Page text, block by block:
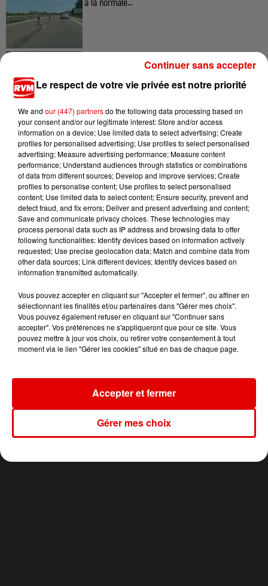
Ardennes - Retour à la normale dans 48 heures
après une panne du...
7 août 2026
Ardennes - Un réveil frais ce vendredi avant le
retour de la canicule
TITRES DIFFUSÉS
13h00
13h00 12h57
12h57
Fever Dream
12h54
12h54
Le respect de votre vie privée est notre priorité
We and our (447) partnersdo the following data processing based on
your consent and/or our legitimate interest: Store and/or access
information on a device; Use limited data to select advertising; Create
profiles for personalised advertising; Use profiles to select personalised
advertising; Measure advertising performance; Measure content
performance; Understand audiences through statistics or combinations
of data from different sources; Develop and improve services; Create
profiles to personalise content; Use profiles to select personalised
content; Use limited data to select content; Ensure security, prevent and
detect fraud, and fix errors; Deliver and present advertising and content;
Save and communicate privacy choices. These technologies may
process personal data such as IP address and browsing data to offer
following functionalities: Identify devices based on information actively
requested; Use precise geolocation data; Match and combine data from
other data sources; Link different devices; Identify devices based on
information transmitted automatically.
Vous pouvez accepter en cliquant sur "Accepter et fermer", ou affiner en
sélectionnant les finalités et/ou partenaires dans "Gérer mes choix".
Vous pouvez également refuser en cliquant sur "Continuer sans
accepter". Vos préférences ne s'appliqueront que pour ce site. Vous
pouvez mettre à jour vos choix, ou retirer votre consentement à tout
moment via le lien "Gérer les cookies" situé en bas de chaque page.
Gérer mes choix
Accepter et fermer
Continuer sans accepter